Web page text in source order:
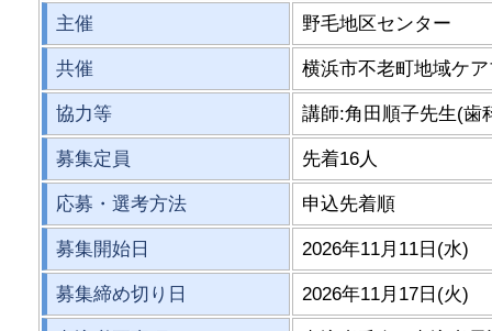
主催 野毛地区センター
共催 横浜市不老町地域ケ
協力等 講師:角田順子先生(歯
募集定員 先着16人
応募・選考方法 申込先着順
募集開始日 2026年11月11日(水)
募集締め切り日 2026年11月17日(火)